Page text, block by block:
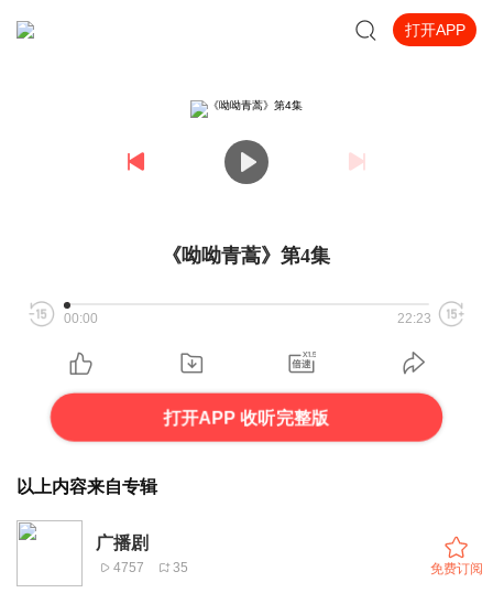
打开APP
《呦呦青蒿》第4集
00:00 22:23
打开APP 收听完整版
以上内容来自专辑
广播剧
4757 35 免费订阅